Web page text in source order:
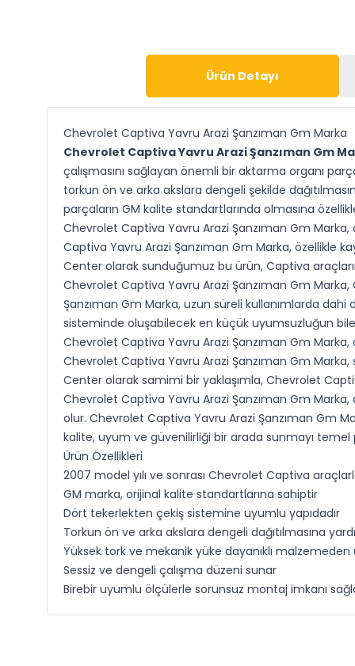
Ürün Detayı
Chevrolet Captiva Yavru Arazi Şanzıman Gm Marka
Chevrolet Captiva Yavru Arazi Şanzıman Gm
çalışmasını sağlayan önemli bir aktarma organı
torkun ön ve arka akslara dengeli şekilde
parçaların GM kalite standartlarında olmasına
Chevrolet Captiva Yavru Arazi Şanzıman Gm Marka,
Captiva Yavru Arazi Şanzıman Gm Marka, özellikle
Center olarak sunduğumuz bu ürün, Captiva
Chevrolet Captiva Yavru Arazi Şanzıman Gm
Şanzıman Gm Marka, uzun süreli kullanımlarda
sisteminde oluşabilecek en küçük uyumsuzluğun
Chevrolet Captiva Yavru Arazi Şanzıman Gm
Chevrolet Captiva Yavru Arazi Şanzıman Gm Marka,
Center olarak samimi bir yaklaşımla, Chevrolet
Chevrolet Captiva Yavru Arazi Şanzıman Gm
olur. Chevrolet Captiva Yavru Arazi Şanzıman Gm
kalite, uyum ve güvenilirliği bir arada sunmayı
Ürün Özellikleri
2007 model yılı ve sonrası Chevrolet Captiva
GM marka, orijinal kalite standartlarına sahiptir
Dört tekerlekten çekiş sistemine uyumlu yapıdadır
Torkun ön ve arka akslara dengeli dağıtılmasına
Yüksek tork ve mekanik yüke dayanıklı
Sessiz ve dengeli çalışma düzeni sunar
Birebir uyumlu ölçülerle sorunsuz montaj imkanı